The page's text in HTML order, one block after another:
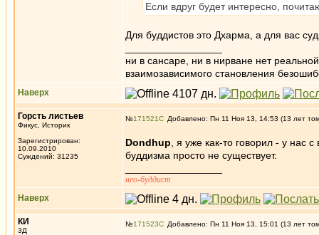
Если вдруг будет интересно,
Для буддистов это Дхарма, а для вас
ни в сансаре, ни в нирване нет
взаимозависимого становления
Наверх
Горсть листьев
Фикус, Историк
Зарегистрирован:
10.09.2010
Суждений: 31235
№171521 Добавлено: Пн 11 Ноя 13, 14:53 (13 лет
Dondhup , я уже как-то говорил - у
буддизма просто не существует.
нео-буддист
Наверх
КИ
3Д
№171523 Добавлено: Пн 11 Ноя 13, 15:01 (13 лет